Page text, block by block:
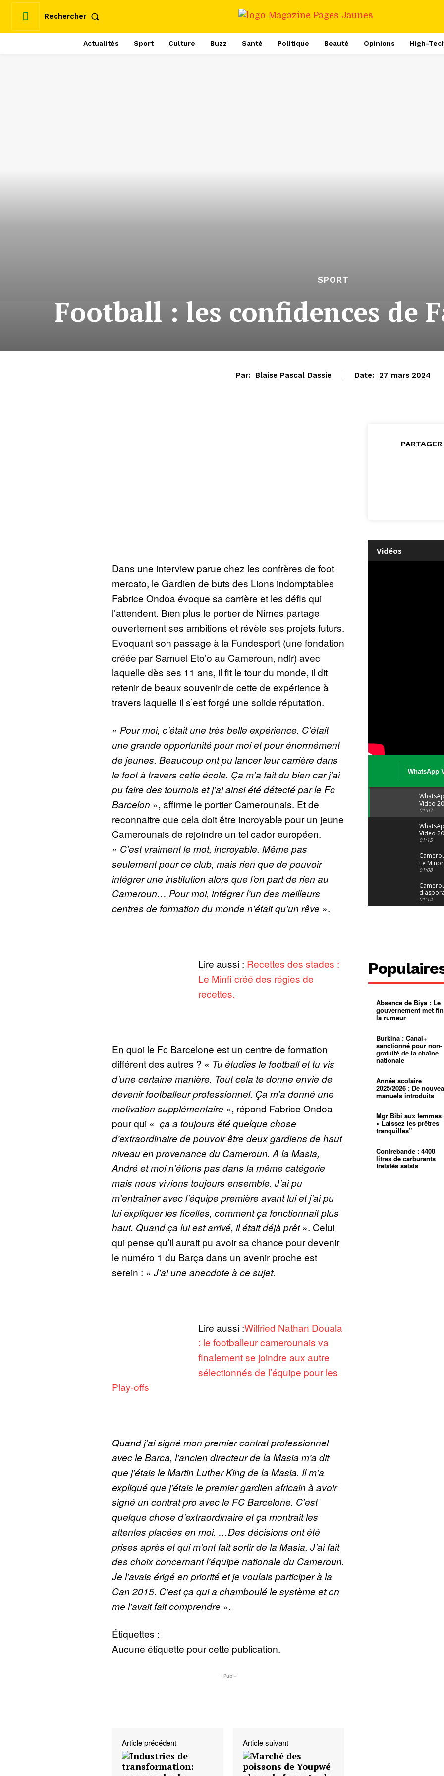
Rechercher
Actualités Sport Culture Buzz Santé Politique Beauté Opinions High-
SPORT
Football : les confidences de
Par: Blaise Pascal Dassie Date: 27 mars 2024
Dans une interview parue chez les confrères de foot
mercato, le Gardien de buts des Lions indomptables
Fabrice Ondoa évoque sa carrière et les défis qui
l’attendent. Bien plus le portier de Nîmes partage
ouvertement ses ambitions et révèle ses projets futurs.
Evoquant son passage à la Fundesport (une fondation
créée par Samuel Eto’o au Cameroun, ndlr) avec
laquelle dès ses 11 ans, il fit le tour du monde, il dit
retenir de beaux souvenir de cette de expérience à
travers laquelle il s’est forgé une solide réputation.
« Pour moi, c’était une très belle expérience. C’était
une grande opportunité pour moi et pour énormément
de jeunes. Beaucoup ont pu lancer leur carrière dans
le foot à travers cette école. Ça m’a fait du bien car j’ai
pu faire des tournois et j’ai ainsi été détecté par le Fc
Barcelon », affirme le portier Camerounais. Et de
reconnaitre que cela doit être incroyable pour un jeune
Camerounais de rejoindre un tel cador européen.
« C’est vraiment le mot, incroyable. Même pas
seulement pour ce club, mais rien que de pouvoir
intégrer une institution alors que l’on part de rien au
Cameroun… Pour moi, intégrer l’un des meilleurs
centres de formation du monde n’était qu’un rêve ».
Lire aussi : Recettes des stades :
Le Minfi créé des régies de
recettes.
En quoi le Fc Barcelone est un centre de formation
différent des autres ? « Tu étudies le football et tu vis
d’une certaine manière. Tout cela te donne envie de
devenir footballeur professionnel. Ça m’a donné une
motivation supplémentaire », répond Fabrice Ondoa
pour qui « ça a toujours été quelque chose
d’extraordinaire de pouvoir être deux gardiens de haut
niveau en provenance du Cameroun. A la Masia,
André et moi n’étions pas dans la même catégorie
mais nous vivions toujours ensemble. J’ai pu
m’entraîner avec l’équipe première avant lui et j’ai pu
lui expliquer les ficelles, comment ça fonctionnait plus
haut. Quand ça lui est arrivé, il était déjà prêt». Celui
qui pense qu’il aurait pu avoir sa chance pour devenir
le numéro 1 du Barça dans un avenir proche est
serein : « J’ai une anecdote à ce sujet.
Lire aussi :Wilfried Nathan Douala
: le footballeur camerounais va
finalement se joindre aux autre
sélectionnés de l’équipe pour les
Play-offs
Quand j’ai signé mon premier contrat professionnel
avec le Barca, l’ancien directeur de la Masia m’a dit
que j’étais le Martin Luther King de la Masia. Il m’a
expliqué que j’étais le premier gardien africain à avoir
signé un contrat pro avec le FC Barcelone. C’est
quelque chose d’extraordinaire et ça montrait les
attentes placées en moi. …Des décisions ont été
prises après et qui m’ont fait sortir de la Masia. J’ai fait
des choix concernant l’équipe nationale du Cameroun.
Je l’avais érigé en priorité et je voulais participer à la
Can 2015. C’est ça qui a chamboulé le système et on
me l’avait fait comprendre».
Étiquettes :
Aucune étiquette pour cette publication.
- Pub -
Article précédent Article suivant
PARTAGER
Vidéos
WhatsApp
Video
04 at 15
01:07
Video
29 at 12
01:15
Le
alerte
jeunes
01:08
diaspora
suivra-t-
l’appel
01:14
400 000
pasteur
L’État
d’or
Croyance
spirituel
mentale
Pénurie
à
mettra-t-
01:12
Mouelle :
dernier
voyage
Absence de Biya : Le
gouvernement met
la rumeur
Burkina : Canal+
sanctionné pour non-
gratuité de la chaîne
nationale
Année scolaire
2025/2026 : De
manuels introduits
Mgr Bibi aux femmes
« Laissez les prêtres
tranquilles”
Contrebande : 4400
litres de carburants
frelatés saisis